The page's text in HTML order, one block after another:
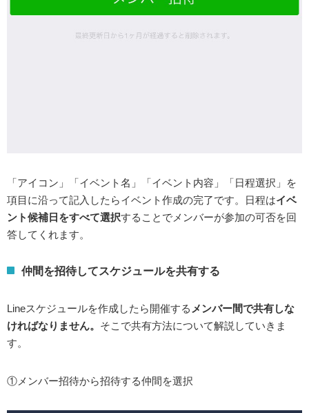
「アイコン」「イベント名」「イベント内容」「日程選択」を
項目に沿って記入したらイベント作成の完了です。日程はイベ
ント候補日をすべて選択することでメンバーが参加の可否を回
答してくれます。
仲間を招待してスケジュールを共有する
Lineスケジュールを作成したら開催する メンバー間で共有しな
ければなりません。 そこで共有方法について解説していきま
す。
①メンバー招待から招待する仲間を選択